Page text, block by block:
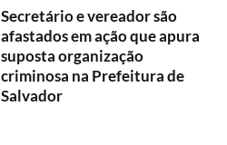
Secretário e vereador são
afastados em ação que apura
suposta organização
criminosa na Prefeitura de
Salvador